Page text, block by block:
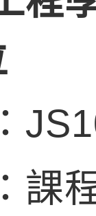
課